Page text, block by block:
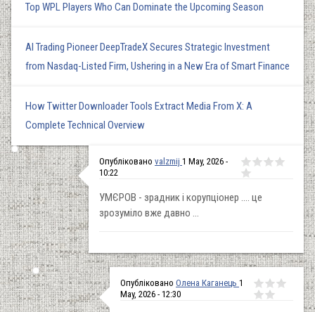
Top WPL Players Who Can Dominate the Upcoming Season
AI Trading Pioneer DeepTradeX Secures Strategic Investment
from Nasdaq-Listed Firm, Ushering in a New Era of Smart Finance
How Twitter Downloader Tools Extract Media From X: A
Complete Technical Overview
Опубліковано valzmij 1 May, 2026 -
10:22
УМЄРОВ - зрадник і корупціонер .... це
зрозуміло вже давно ...
Опубліковано Олена Каганець 1
May, 2026 - 12:30